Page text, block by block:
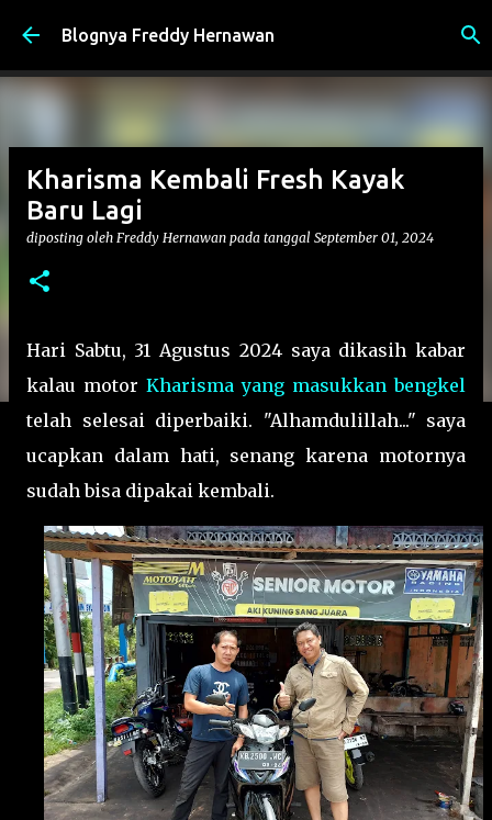
Langsung ke konten utama
Blognya Freddy Hernawan
Kharisma Kembali Fresh Kayak
Baru Lagi
diposting oleh Freddy Hernawan pada tanggal September 01, 2024
Hari Sabtu, 31 Agustus 2024 saya dikasih kabar
kalau motor Kharisma yang masukkan bengkel
telah selesai diperbaiki. "Alhamdulillah..." saya
ucapkan dalam hati, senang karena motornya
sudah bisa dipakai kembali.